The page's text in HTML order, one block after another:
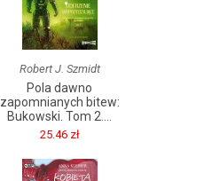
Robert J. Szmidt
Pola dawno
zapomnianych bitew:
Bukowski. Tom 2....
25.46 zł